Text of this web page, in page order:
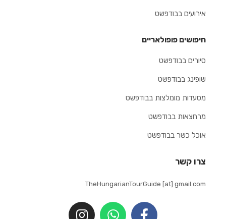
אירועים בבודפשט
חיפושים פופולאריים
סיורים בבודפשט
שופינג בבודפשט
מסעדות מומלצות בבודפשט
מרחצאות בבודפשט
אוכל כשר בבודפשט
צרו קשר
TheHungarianTourGuide [at] gmail.com